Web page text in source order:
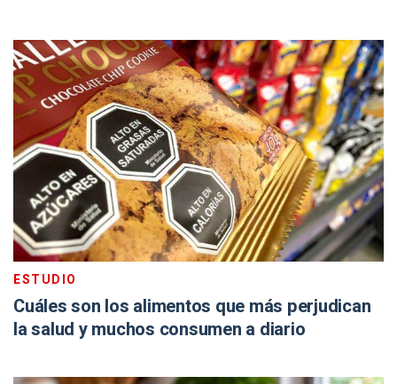
ESTUDIO
Cuáles son los alimentos que más perjudican
la salud y muchos consumen a diario